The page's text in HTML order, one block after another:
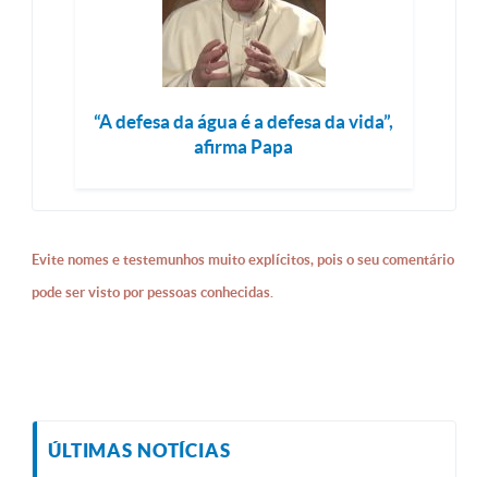
“A defesa da água é a defesa da vida”,
afirma Papa
Evite nomes e testemunhos muito explícitos, pois o seu comentário
pode ser visto por pessoas conhecidas.
ÚLTIMAS NOTÍCIAS